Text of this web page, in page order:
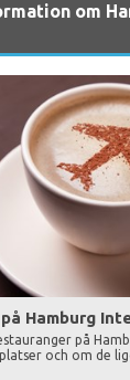
om
Hamburg
på
platser och om de